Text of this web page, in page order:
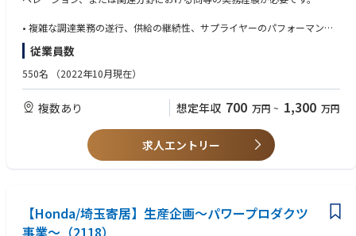
し、一貫した実行慣行、サプライヤーのパフォーマンスリスクに対する可
します。サプライチェーン全体におけるサービス、信頼性、および実行効
率を向上させる継続的改善の取り組みを支援します。
• 供給制約、資材不足、在庫リスク、生産に影響を及ぼす混乱など、供給
のエスカレーション管理を調整・推進し、問題の迅速な解決を図る。
ォーマンス、供給の継続性、および履行に関する新たなリスクを特定し、
伝達する。
• 複雑な調達業務の遂行、供給の継続性、サプライヤーのパフォーマン
ス、および例外管理といった課題への対応実績があること。
• 調達業務、購買プロセス、供給計画の概念、およびERP/MRPシステム
• 企画、運用、品質、物流、財務、調達の各チームにまたがる部門横断的
な課題解決を主導し、ステークホルダーに働きかけた経験。
善イニシアチブの策定または支援の経験。
従業員数
550名 （2022年10月現在）
複数あり 想定年収 700 万円 ~ 1,300 万円
求人エントリー
【Honda/埼玉寄居】生産企画～パワープロダクツ